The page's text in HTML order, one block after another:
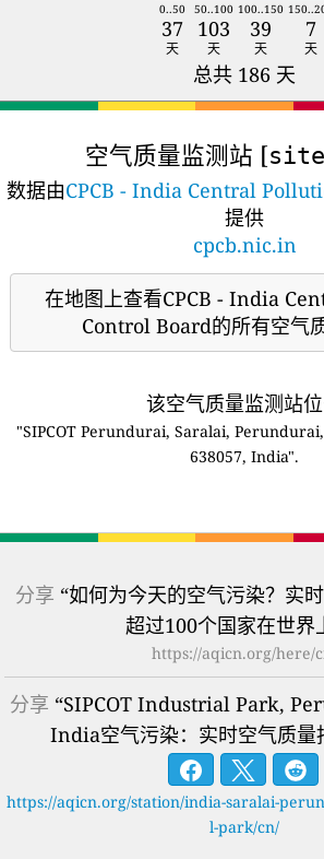
0..50 50..100 100..150
37 103 39 7
天 天 天 天
总共 186 天
空气质量监测站 [
数据由CPCB - India Central
提供
cpcb.nic.in
在地图上查看CPCB - India
Control Board的所有空气
该空气质量监测站
"SIPCOT Perundurai, Saralai,
638057, India".
分享 “如何为今天的空气污染？实
超过100个国家在世界
https://aqicn.org/here/
分享 “SIPCOT Industrial Park,
India空气污染：实时空气质量
https://aqicn.org/station/india-saralai-
l-park/cn/